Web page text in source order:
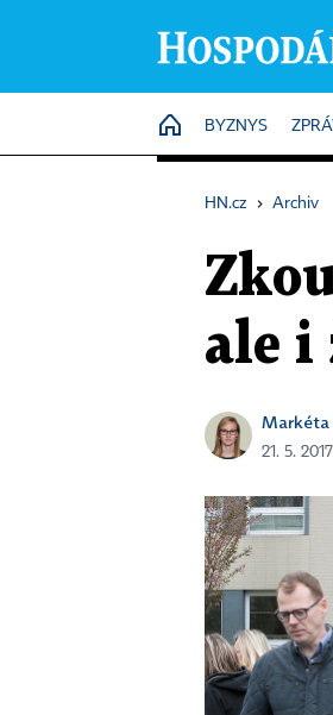
HOME
BYZNYS
HN.cz › Archiv
ale i
Markéta
21. 5.